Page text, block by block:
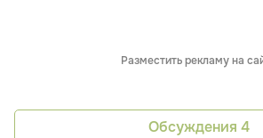
Разместить рекламу на
Обсуждения 4